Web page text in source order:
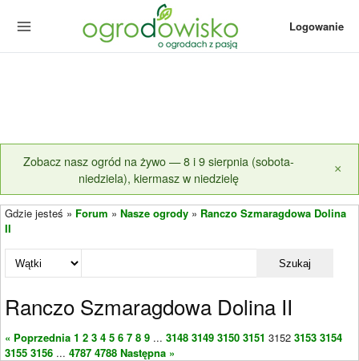
Logowanie
Zobacz nasz ogród na żywo — 8 i 9 sierpnia (sobota-
niedziela), kiermasz w niedzielę
×
Gdzie jesteś » Forum » Nasze ogrody » Ranczo Szmaragdowa Dolina
II
Szukaj
Ranczo Szmaragdowa Dolina II
« Poprzednia 1 2 3 4 5 6 7 8 9 ... 3148 3149 3150 3151 3152 3153 3154
3155 3156 ... 4787 4788 Następna »